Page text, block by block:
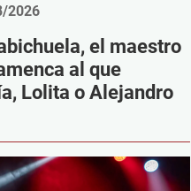
2026
el maestro
al que
Lolita o Alejandro